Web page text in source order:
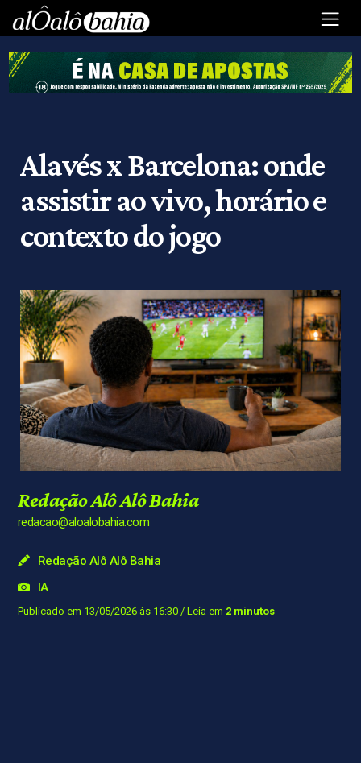
Alavés x Barcelona: onde
assistir ao vivo, horário e
contexto do jogo
Redação Alô Alô Bahia
redacao@aloalobahia.com
Redação Alô Alô Bahia
IA
Publicado em 13/05/2026 às 16:30/ Leia em 2 minutos